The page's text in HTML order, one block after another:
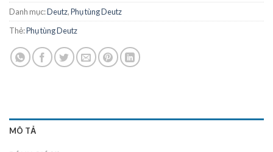
Danh mục:Deutz,Phụ tùng Deutz
Thẻ:Phụ tùng Deutz
MÔ TẢ